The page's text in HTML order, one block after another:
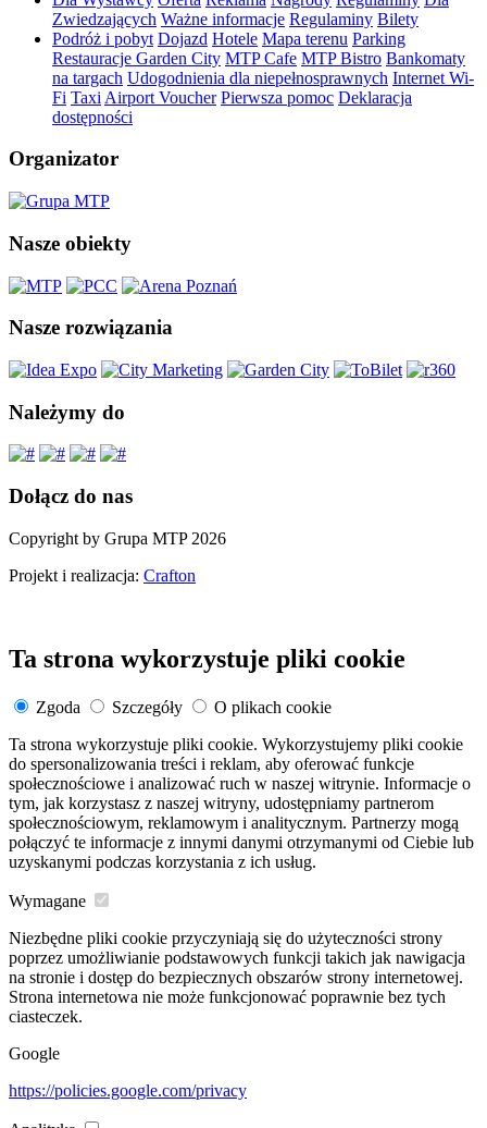
Zwiedzających Ważne informacje Regulaminy Bilety
Podróż i pobyt Dojazd Hotele Mapa terenu Parking
Restauracje Garden City MTP Cafe MTP Bistro Bankomaty
na targach Udogodnienia dla niepełnosprawnych Internet Wi-
Fi Taxi Airport Voucher Pierwsza pomoc Deklaracja
dostępności
Organizator
Nasze obiekty
Nasze rozwiązania
Należymy do
Dołącz do nas
Copyright by Grupa MTP 2026
Projekt i realizacja: Crafton
Ta strona wykorzystuje pliki cookie
Zgoda Szczegóły
O plikach cookie
Ta strona wykorzystuje pliki cookie. Wykorzystujemy pliki cookie
do spersonalizowania treści i reklam, aby oferować funkcje
społecznościowe i analizować ruch w naszej witrynie. Informacje o
tym, jak korzystasz z naszej witryny, udostępniamy partnerom
społecznościowym, reklamowym i analitycznym. Partnerzy mogą
połączyć te informacje z innymi danymi otrzymanymi od Ciebie lub
uzyskanymi podczas korzystania z ich usług.
Wymagane
Niezbędne pliki cookie przyczyniają się do użyteczności strony
poprzez umożliwianie podstawowych funkcji takich jak nawigacja
na stronie i dostęp do bezpiecznych obszarów strony internetowej.
Strona internetowa nie może funkcjonować poprawnie bez tych
ciasteczek.
Google
https://policies.google.com/privacy